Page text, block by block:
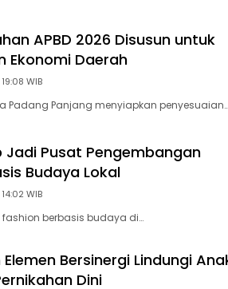
APBD 2026 Disusun untuk
Ekonomi Daerah
WIB
Padang Panjang menyiapkan penyesuaian…
Jadi Pusat Pengembangan
Budaya Lokal
WIB
fashion berbasis budaya di…
Bersinergi Lindungi
Dini